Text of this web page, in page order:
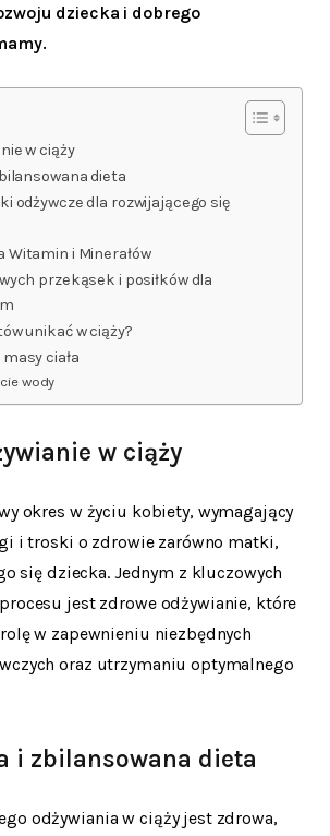
dziecka i dobrego
w ciąży
dieta
odżywcze dla rozwijającego się
i Minerałów
przekąsek i posiłków dla
unikać w ciąży?
ciała
wody
w ciąży
okres w życiu kobiety, wymagający
i troski o zdrowie zarówno matki,
się dziecka. Jednym z kluczowych
jest zdrowe odżywianie, które
w zapewnieniu niezbędnych
oraz utrzymaniu optymalnego
i zbilansowana dieta
odżywiania w ciąży jest zdrowa,